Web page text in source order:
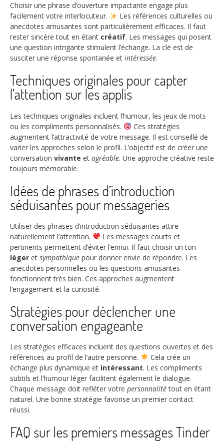
Choisir une phrase d’ouverture impactante engage plus
facilement votre interlocuteur.
Les références culturelles ou
anecdotes amusantes sont particulièrement efficaces. Il faut
rester sincère tout en étant créatif. Les messages qui posent
une question intrigante stimulent l’échange. La clé est de
susciter une réponse spontanée et intéressée.
Techniques originales pour capter
l’attention sur les applis
Les techniques originales incluent l’humour, les jeux de mots
ou les compliments personnalisés.
Ces stratégies
augmentent l’attractivité de votre message. Il est conseillé de
varier les approches selon le profil. L’objectif est de créer une
conversation vivante et agréable. Une approche créative reste
toujours mémorable.
Idées de phrases d’introduction
séduisantes pour messageries
Utiliser des phrases d’introduction séduisantes attire
naturellement l’attention.
Les messages courts et
pertinents permettent d’éviter l’ennui. Il faut choisir un ton
léger et sympathique pour donner envie de répondre. Les
anecdotes personnelles ou les questions amusantes
fonctionnent très bien. Ces approches augmentent
l’engagement et la curiosité.
Stratégies pour déclencher une
conversation engageante
Les stratégies efficaces incluent des questions ouvertes et des
références au profil de l’autre personne.
Cela crée un
échange plus dynamique et intéressant. Les compliments
subtils et l’humour léger facilitent également le dialogue.
Chaque message doit refléter votre personnalitétout en étant
naturel. Une bonne stratégie favorise un premier contact
réussi.
FAQ sur les premiers messages Tinder